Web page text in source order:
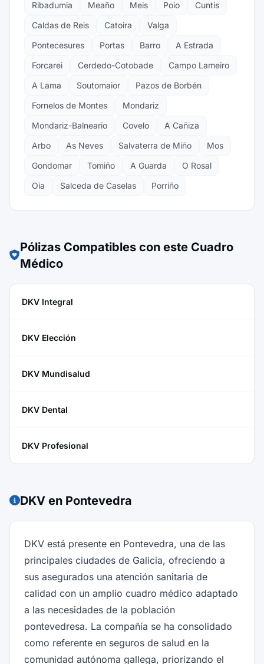
Ribadumia Meaño Meis Poio
Cuntis
Caldas de Reis
Catoira
Valga
Pontecesures
Portas Barro
A Estrada
Forcarei
Cerdedo-Cotobade
Campo Lameiro
A Lama
Soutomaior
Pazos de Borbén
Fornelos de Montes
Mondariz
Mondariz-Balneario
Covelo
A Cañiza
Arbo
As Neves Salvaterra de Miño
Mos
Gondomar
Tomiño A Guarda
O Rosal
Oia
Salceda de Caselas Porriño
Pólizas Compatibles con este Cuadro
Médico
DKV Integral
DKV Elección
DKV Mundisalud
DKV Dental
DKV Profesional
DKV en Pontevedra
DKV está presente en Pontevedra, una de las
principales ciudades de Galicia, ofreciendo a
sus asegurados una atención sanitaria de
calidad con un amplio cuadro médico adaptado
a las necesidades de la población
pontevedresa. La compañía se ha consolidado
como referente en seguros de salud en la
comunidad autónoma gallega, priorizando el